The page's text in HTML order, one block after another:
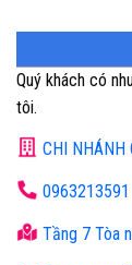
Quý khách có
tôi.
CHI NHÁNH
0963213591
Tầng 7 Tòa